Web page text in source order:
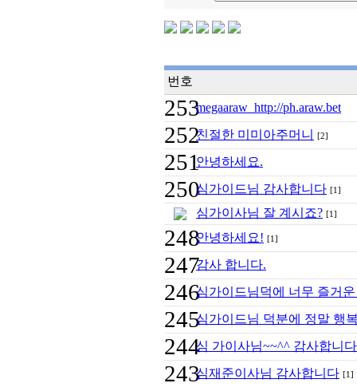
번호
253megaaraw http://ph.araw.bet
252친절한 미미아주머니 [2]
251안녕하세요.
250심가이드님 감사합니다 [1]
심가이사님 잘 계시죠? [1]
248안녕하세요! [1]
247감사 합니다.
246심가이드님덕에 너무 즐거
245심가이드님 덕분에 정말 행
244심 가이사님~~^^ 감사합니
243심재준이사님 감사합니다 [1]